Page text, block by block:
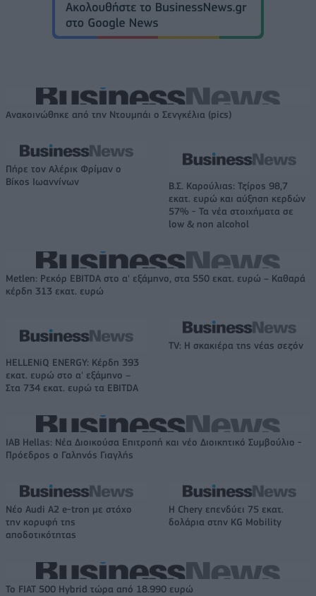
Ανακοινώθηκε από την Ντουμπάι ο Σενγκέλια (pics)
Πήρε τον Αλέρικ Φρίμαν ο
Βίκος Ιωαννίνων
Β.Σ. Καρούλιας: Τζίρος 98,7
εκατ. ευρώ και αύξηση κερδών
57% - Τα νέα στοιχήματα σε
low & non alcohol
Metlen: Ρεκόρ EBITDA στο α' εξάμηνο, στα 550 εκατ. ευρώ – Καθαρά
κέρδη 313 εκατ. ευρώ
HELLENiQ ENERGY: Κέρδη 393
εκατ. ευρώ στο α' εξάμηνο –
Στα 734 εκατ. ευρώ τα EBITDA
TV: Η σκακιέρα της νέας σεζόν
IAB Hellas: Νέα Διοικούσα Επιτροπή και νέο Διοικητικό Συμβούλιο -
Πρόεδρος ο Γαληνός Γιαγλής
Νέο Audi A2 e-tron με στόχο
την κορυφή της
αποδοτικότητας
Η Chery επενδύει 75 εκατ.
δολάρια στην KG Mobility
Το FIAT 500 Hybrid τώρα από 18.990 ευρώ